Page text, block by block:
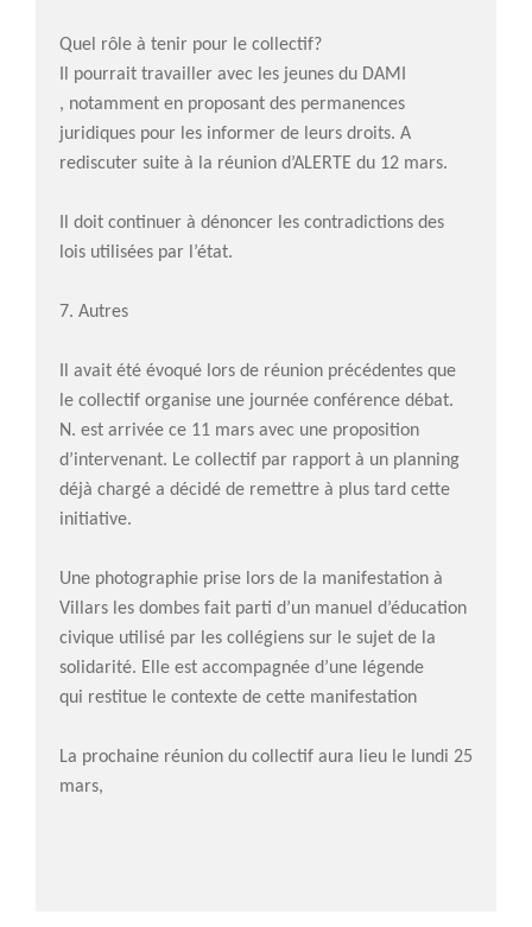
Quel rôle à tenir pour le collectif?
Il pourrait travailler avec les jeunes du DAMI
, notamment en proposant des permanences
juridiques pour les informer de leurs droits. A
rediscuter suite à la réunion d’ALERTE du 12 mars.
Il doit continuer à dénoncer les contradictions des
lois utilisées par l’état.
7. Autres
Il avait été évoqué lors de réunion précédentes que
le collectif organise une journée conférence débat.
N. est arrivée ce 11 mars avec une proposition
d’intervenant. Le collectif par rapport à un planning
déjà chargé a décidé de remettre à plus tard cette
initiative.
Une photographie prise lors de la manifestation à
Villars les dombes fait parti d’un manuel d’éducation
civique utilisé par les collégiens sur le sujet de la
solidarité. Elle est accompagnée d’une légende
qui restitue le contexte de cette manifestation
La prochaine réunion du collectif aura lieu le lundi 25
mars,